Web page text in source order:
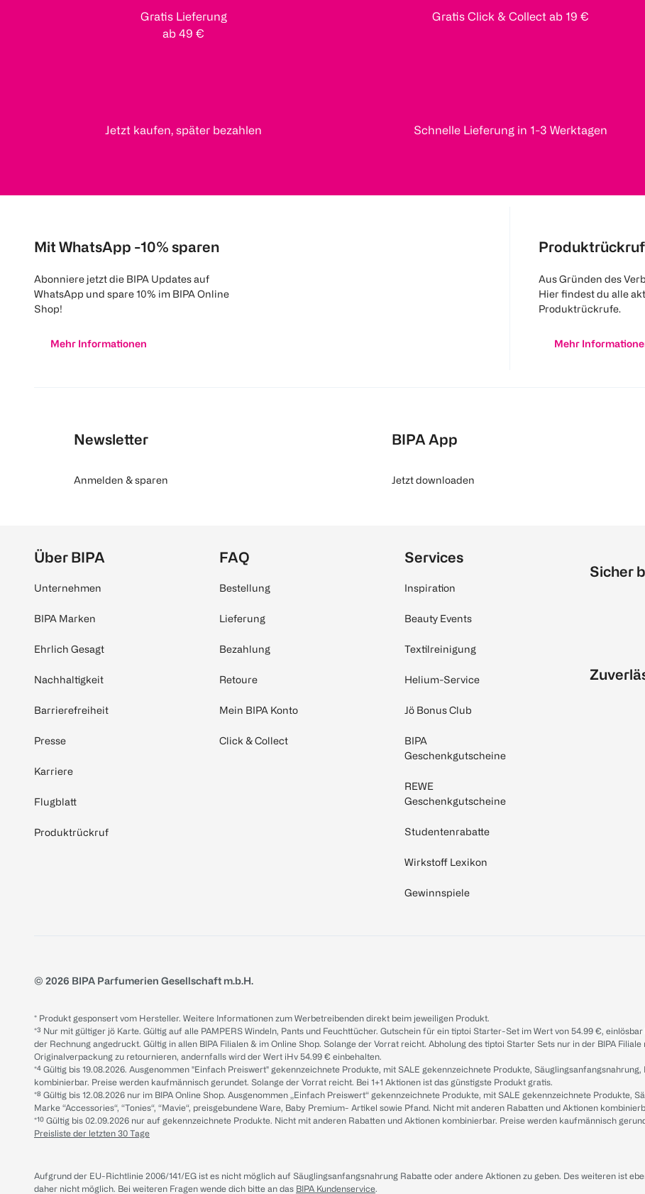
Gratis Lieferung
ab 49 €
Gratis Click & Collect ab 19 €
Jetzt kaufen, später bezahlen Schnelle Lieferung in 1-3 Werktagen
Mit WhatsApp -10% sparen
Abonniere jetzt die BIPA Updates auf
WhatsApp und spare 10% im BIPA Online
Shop!
Mehr Informationen
Produktrückruf
Aus Gründen des
Hier findest du alle
Produktrückrufe.
Mehr
Newsletter
Anmelden & sparen
BIPA App
Jetzt downloaden
Über BIPA
Unternehmen
BIPA Marken
Ehrlich Gesagt
Nachhaltigkeit
Barrierefreiheit
Presse
Karriere
Flugblatt
Produktrückruf
FAQ
Bestellung
Lieferung
Bezahlung
Retoure
Mein BIPA Konto
Click & Collect
Services
Inspiration
Beauty Events
Textilreinigung
Helium-Service
Jö Bonus Club
BIPA
Geschenkgutscheine
REWE
Geschenkgutscheine
Studentenrabatte
Wirkstoff Lexikon
Gewinnspiele
Sicher
© 2026 BIPA Parfumerien Gesellschaft m.b.H.
* Produkt gesponsert vom Hersteller. Weitere Informationen zum Werbetreibenden direkt beim jeweiligen Produkt.
*³ Nur mit gültiger jö Karte. Gültig auf alle PAMPERS Windeln, Pants und Feuchttücher. Gutschein für ein tiptoi Starter-Set im Wert von 54.99 €,
der Rechnung angedruckt. Gültig in allen BIPA Filialen & im Online Shop. Solange der Vorrat reicht. Abholung des tiptoi Starter Sets nur in der BIPA
Originalverpackung zu retournieren, andernfalls wird der Wert iHv 54.99 € einbehalten.
*⁴ Gültig bis 19.08.2026. Ausgenommen "Einfach Preiswert" gekennzeichnete Produkte, mit SALE gekennzeichnete Produkte,
kombinierbar. Preise werden kaufmännisch gerundet. Solange der Vorrat reicht. Bei 1+1 Aktionen ist das günstigste Produkt gratis.
*⁸ Gültig bis 12.08.2026 nur im BIPA Online Shop. Ausgenommen „Einfach Preiswert“ gekennzeichnete Produkte, mit SALE gekennzeichnete
Marke “Accessories“, “Tonies“, “Mavie“, preisgebundene Ware, Baby Premium- Artikel sowie Pfand. Nicht mit anderen Rabatten und Aktionen
*¹⁰ Gültig bis 02.09.2026 nur auf gekennzeichnete Produkte. Nicht mit anderen Rabatten und Aktionen kombinierbar. Preise werden kaufmännisch
Preisliste der letzten 30 Tage
Aufgrund der EU-Richtlinie 2006/141/EG ist es nicht möglich auf Säuglingsanfangsnahrung Rabatte oder andere Aktionen zu geben. Des weiteren ist
daher nicht möglich. Bei weiteren Fragen wende dich bitte an das BIPA Kundenservice.